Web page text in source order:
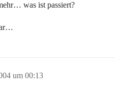
was ist passiert?
um 00:13